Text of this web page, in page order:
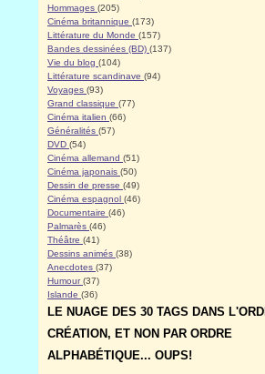
Hommages (205)
Cinéma britannique (173)
Littérature du Monde (157)
Bandes dessinées (BD) (137)
Vie du blog (104)
Littérature scandinave (94)
Voyages (93)
Grand classique (77)
Cinéma italien (66)
Généralités (57)
DVD (54)
Cinéma allemand (51)
Cinéma japonais (50)
Dessin de presse (49)
Cinéma espagnol (46)
Documentaire (46)
Palmarès (46)
Théâtre (41)
Dessins animés (38)
Anecdotes (37)
Humour(37)
Islande (36)
LE NUAGE DES 30 TAGS DANS
CRÉATION, ET NON PAR ORDRE
ALPHABÉTIQUE... OUPS!